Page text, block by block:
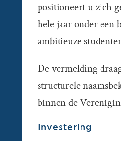
positioneert u zich
hele jaar onder een
ambitieuze
De vermelding
structurele
binnen de
Investering